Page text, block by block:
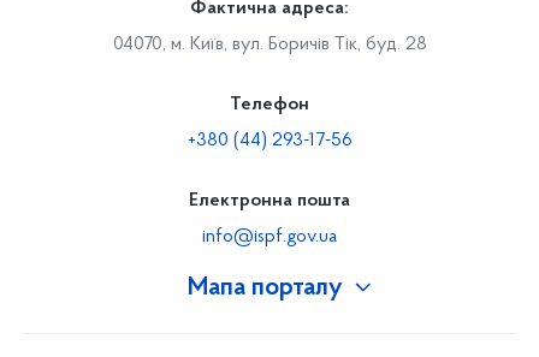
Мапа порталу
Фактична адреса:
04070, м. Київ, вул. Боричів Тік, буд. 28
Телефон
+380 (44) 293-17-56
Електронна пошта
info@ispf.gov.ua